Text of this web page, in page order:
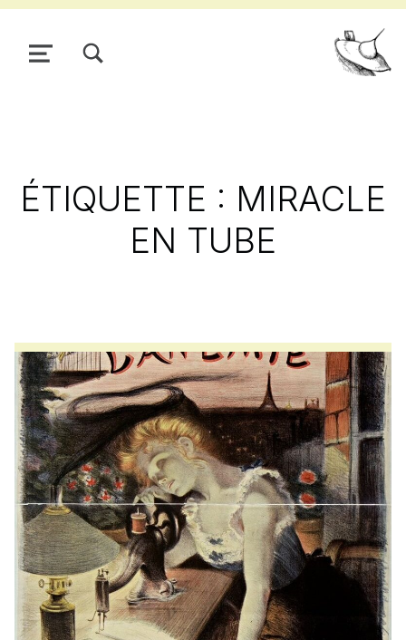
Pour
MENU
ÉTIQUETTE : MIRACLE
EN TUBE